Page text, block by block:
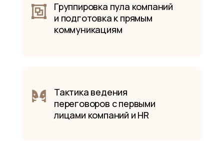
Группировка пула компаний
и подготовка к прямым
коммуникациям
Тактика ведения
переговоров с первыми
лицами компаний и HR